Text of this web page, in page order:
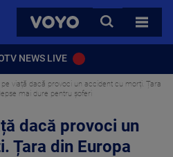
VOYO
CAUTA
TOATE
NEWS LIVE
pe viață dacă provoci un accident cu morți. Țara
mai dure pentru șoferi
dacă provoci un
Țara din Europa